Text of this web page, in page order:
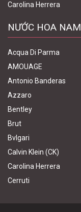
Carolina Herrera
NƯỚC HOA NAM
Acqua Di Parma
AMOUAGE
Antonio Banderas
Azzaro
Bentley
Brut
Bvlgari
Calvin Klein (CK)
Carolina Herrera
Cerruti